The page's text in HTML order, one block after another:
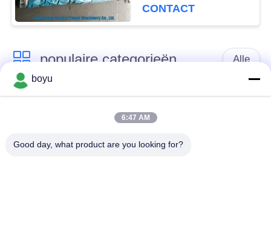
CONTACT
populaire categorieën Alle
transmissielijn die
Luchtlijn die Materiaal
vastbinden
spanning die
De antikabel van de
boyu
6:47 AM
Good day, what product are you looking for?